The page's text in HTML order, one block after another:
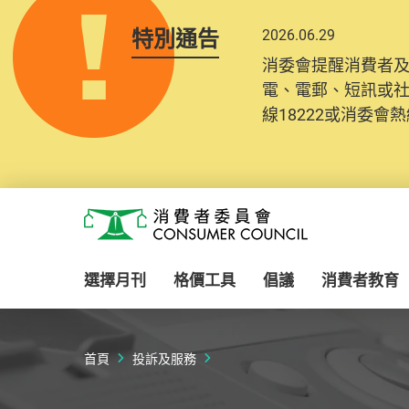
特別通告 2026.06.29
消委會提醒消費者
電、電郵、短訊或
線18222或消委會
消費者委員會
選擇月刊 格價工具 倡議 消費者教育
首頁 投訴及服務